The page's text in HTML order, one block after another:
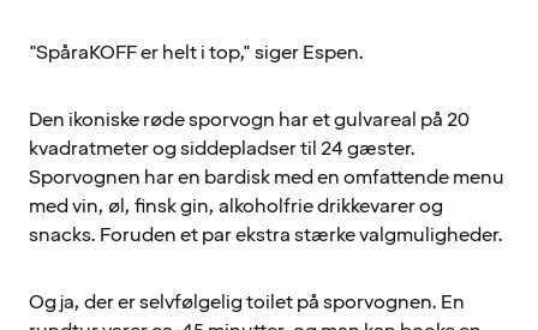
"SpåraKOFF er helt i top," siger Espen.
Den ikoniske røde sporvogn har et gulvareal på 20
kvadratmeter og siddepladser til 24 gæster.
Sporvognen har en bardisk med en omfattende menu
med vin, øl, finsk gin, alkoholfrie drikkevarer og
snacks. Foruden et par ekstra stærke valgmuligheder.
Og ja, der er selvfølgelig toilet på sporvognen. En